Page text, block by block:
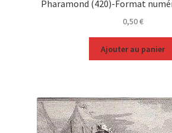
Pharamond (420)-Format
0,50€
Ajouter au panier